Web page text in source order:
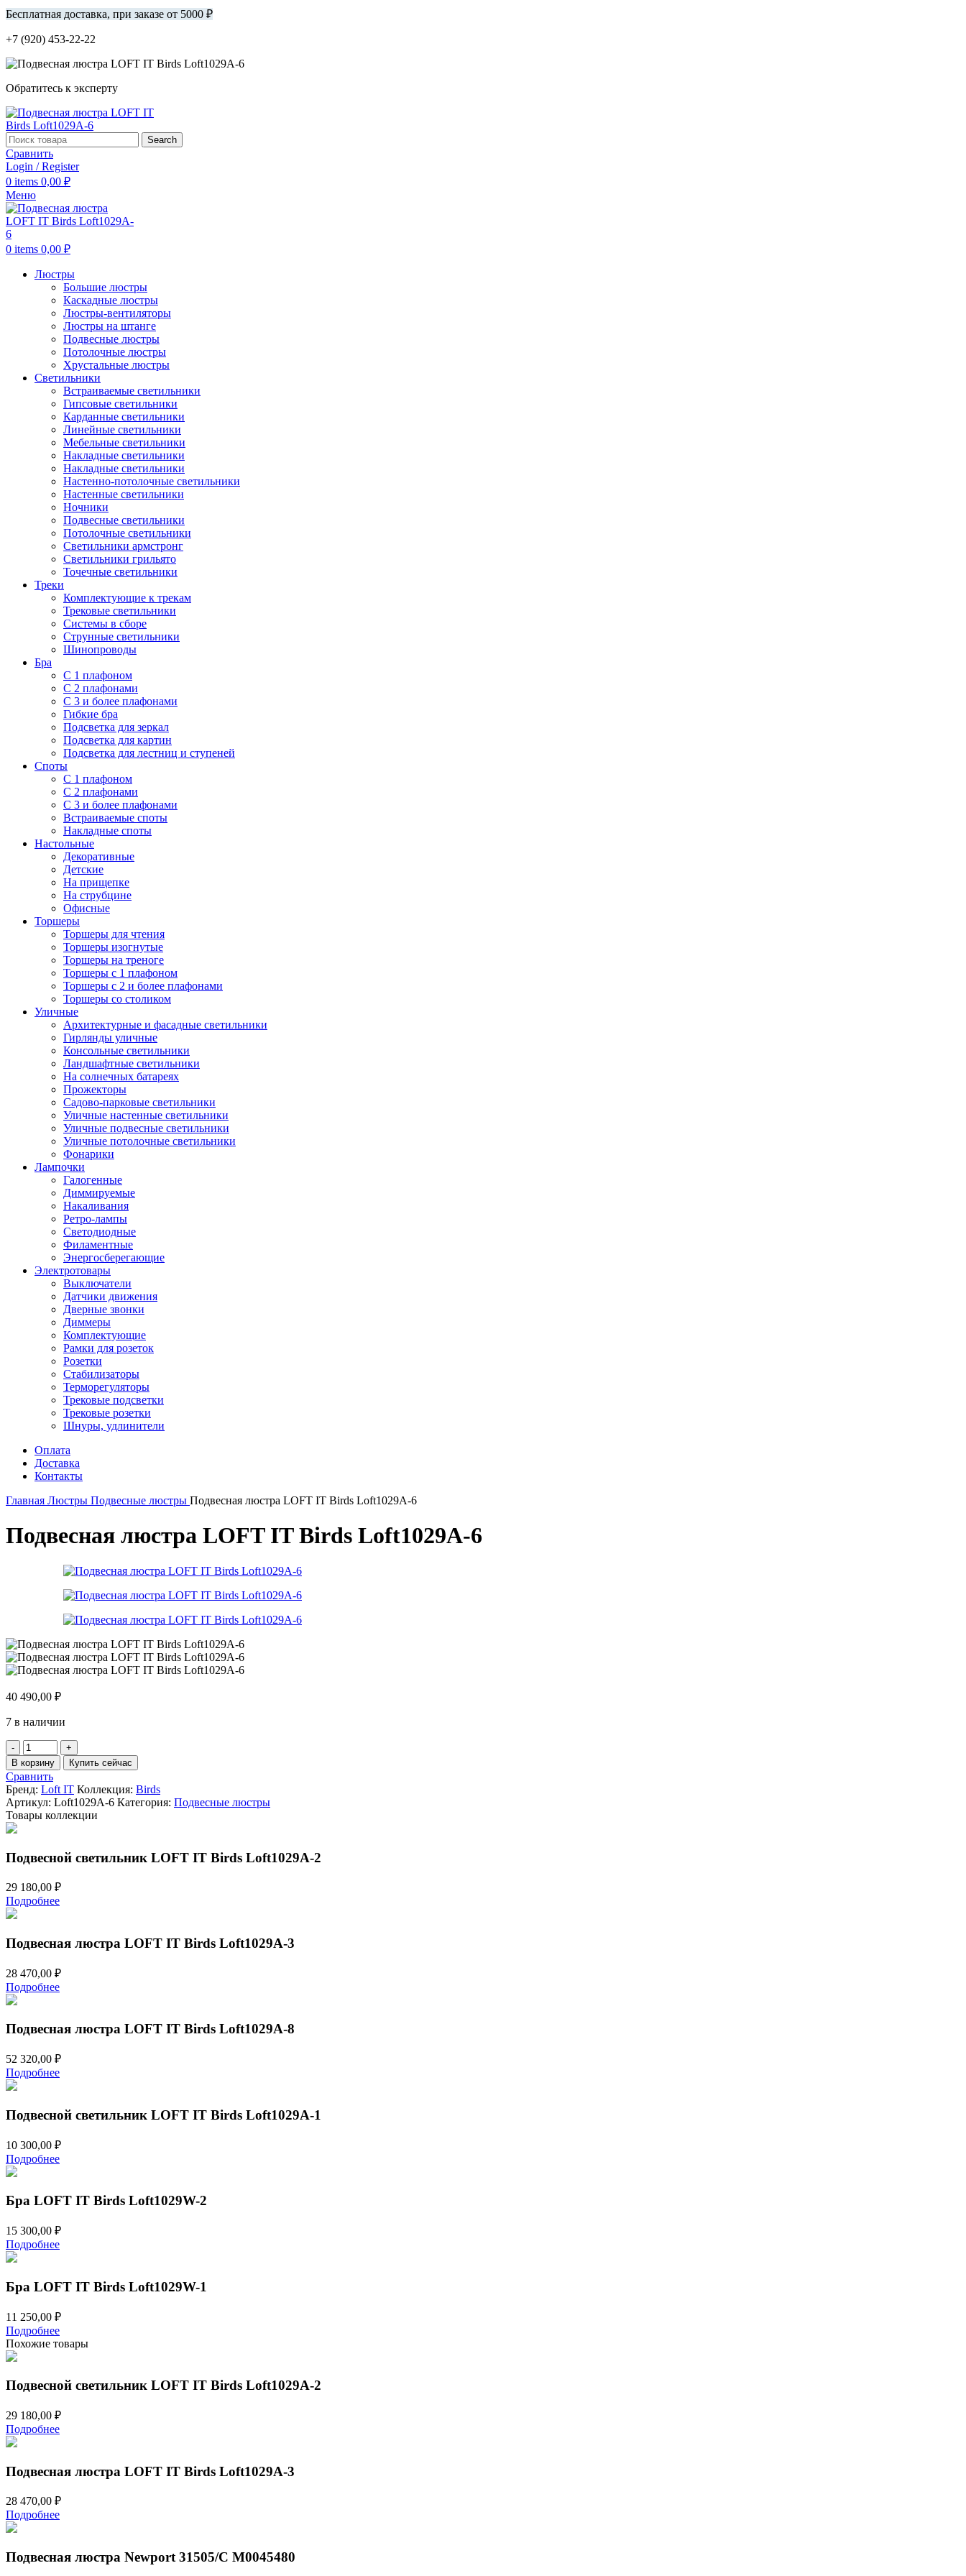
Бесплатная доставка, при заказе от 5000 ₽
+7 (920) 453-22-22
Обратитесь к эксперту
Search
Сравнить
Login / Register
0 items 0,00 ₽
Меню
0 items 0,00 ₽
Люстры
Большие люстры
Каскадные люстры
Люстры-вентиляторы
Люстры на штанге
Подвесные люстры
Потолочные люстры
Хрустальные люстры
Светильники
Встраиваемые светильники
Гипсовые светильники
Карданные светильники
Линейные светильники
Мебельные светильники
Накладные светильники
Накладные светильники
Настенно-потолочные светильники
Настенные светильники
Ночники
Подвесные светильники
Потолочные светильники
Светильники армстронг
Светильники грильято
Точечные светильники
Треки
Комплектующие к трекам
Трековые светильники
Системы в сборе
Струнные светильники
Шинопроводы
Бра
С 1 плафоном
С 2 плафонами
С 3 и более плафонами
Гибкие бра
Подсветка для зеркал
Подсветка для картин
Подсветка для лестниц и ступеней
Споты
С 1 плафоном
С 2 плафонами
С 3 и более плафонами
Встраиваемые споты
Накладные споты
Настольные
Декоративные
Детские
На прищепке
На струбцине
Офисные
Торшеры
Торшеры для чтения
Торшеры изогнутые
Торшеры на треноге
Торшеры с 1 плафоном
Торшеры с 2 и более плафонами
Торшеры со столиком
Уличные
Архитектурные и фасадные светильники
Гирлянды уличные
Консольные светильники
Ландшафтные светильники
На солнечных батареях
Прожекторы
Садово-парковые светильники
Уличные настенные светильники
Уличные подвесные светильники
Уличные потолочные светильники
Фонарики
Лампочки
Галогенные
Диммируемые
Накаливания
Ретро-лампы
Светодиодные
Филаментные
Энергосберегающие
Электротовары
Выключатели
Датчики движения
Дверные звонки
Диммеры
Комплектующие
Рамки для розеток
Розетки
Стабилизаторы
Терморегуляторы
Трековые подсветки
Трековые розетки
Шнуры, удлинители
Оплата
Доставка
Контакты
Главная Люстры Подвесные люстры Подвесная люстра LOFT IT Birds Loft1029A-6
Подвесная люстра LOFT IT Birds Loft1029A-6
40 490,00 ₽
7 в наличии
Количество
товара
Подвесная
люстра
LOFT
IT
Birds
В корзину Купить сейчас
Сравнить
Бренд: Loft IT Коллекция: Birds
Артикул: Loft1029A-6 Категория: Подвесные люстры
Товары коллекции
Подвесной светильник LOFT IT Birds Loft1029A-2
29 180,00 ₽
Подробнее
Подвесная люстра LOFT IT Birds Loft1029A-3
28 470,00 ₽
Подробнее
Подвесная люстра LOFT IT Birds Loft1029A-8
52 320,00 ₽
Подробнее
Подвесной светильник LOFT IT Birds Loft1029A-1
10 300,00 ₽
Подробнее
Бра LOFT IT Birds Loft1029W-2
15 300,00 ₽
Подробнее
Бра LOFT IT Birds Loft1029W-1
11 250,00 ₽
Подробнее
Похожие товары
Подвесной светильник LOFT IT Birds Loft1029A-2
29 180,00 ₽
Подробнее
Подвесная люстра LOFT IT Birds Loft1029A-3
28 470,00 ₽
Подробнее
Подвесная люстра Newport 31505/C М0045480